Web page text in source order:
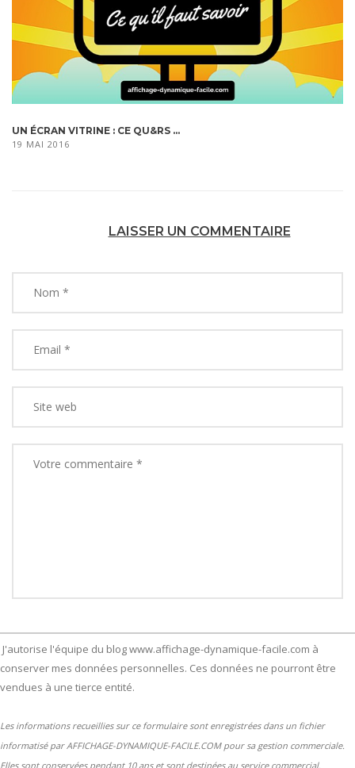
UN ÉCRAN VITRINE : CE QU&RS ...
19 MAI 2016
LAISSER UN COMMENTAIRE
J'autorise l'équipe du blog www.affichage-dynamique-facile.com à
conserver mes données personnelles. Ces données ne pourront être
vendues à une tierce entité.
Les informations recueillies sur ce formulaire sont enregistrées dans un fichier
informatisé par AFFICHAGE-DYNAMIQUE-FACILE.COM pour sa gestion commerciale.
Elles sont conservées pendant 10 ans et sont destinées au service commercial.